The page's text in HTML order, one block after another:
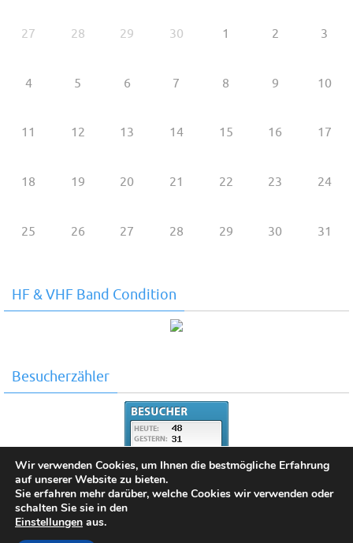
27 28 29 30 1 2 3
4 5 6 7 8 9 10
11 12 13 14 15 16 17
18 19 20 21 22 23 24
25 26 27 28 29 30 31
HF & VHF Band Condition
Besucherzähler
Wir verwenden Cookies, um Ihnen die bestmögliche Erfahrung
auf unserer Website zu bieten.
Sie erfahren mehr darüber, welche Cookies wir verwenden oder
schalten Sie sie in den
Einstellungen aus.